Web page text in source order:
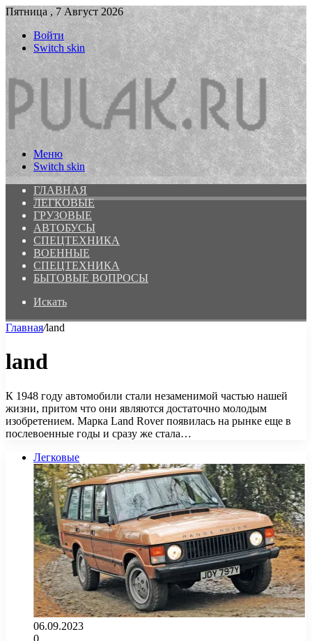
Пятница , 7 Август 2026
Войти
Switch skin
Меню
Switch skin
ГЛАВНАЯ
ЛЕГКОВЫЕ
ГРУЗОВЫЕ
АВТОБУСЫ
СПЕЦТЕХНИКА
ВОЕННЫЕ
СПЕЦТЕХНИКА
БЫТОВЫЕ ВОПРОСЫ
Искать
Главная/land
land
К 1948 году автомобили стали незаменимой частью нашей
жизни, притом что они являются достаточно молодым
изобретением. Марка Land Rover появилась на рынке еще в
послевоенные годы и сразу же стала…
Легковые
06.09.2023
0